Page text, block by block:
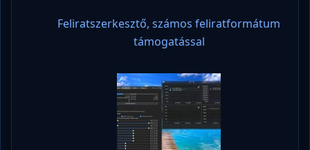
Feliratszerkesztő, számos feliratformátum
támogatással